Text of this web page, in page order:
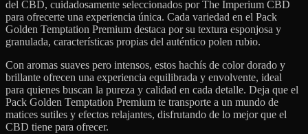
del CBD, cuidadosamente seleccionados por The Imperium CBD
para ofrecerte una experiencia única. Cada variedad en el Pack
Golden Temptation Premium destaca por su textura esponjosa y
granulada, características propias del auténtico polen rubio.
Con aromas suaves pero intensos, estos hachís de color dorado y
brillante ofrecen una experiencia equilibrada y envolvente, ideal
para quienes buscan la pureza y calidad en cada detalle. Deja que el
Pack Golden Temptation Premium te transporte a un mundo de
matices sutiles y efectos relajantes, disfrutando de lo mejor que el
CBD tiene para ofrecer.